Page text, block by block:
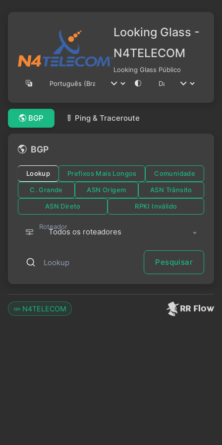
Looking Glass -
N4TELECOM
Looking Glass Público
BGP Ping & Traceroute
BGP
Lookup Prefixos Mais Longos Comunidade
C. Grande ASN Origem ASN Trânsito
ASN Direto RPKI Inválido
Todos os roteadores
Roteador
Lookup Pesquisar
N4TELECOM RR Flow